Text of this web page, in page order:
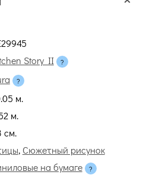
Story II
м.
м.
cм.
, Сюжетный рисунок
на бумаге